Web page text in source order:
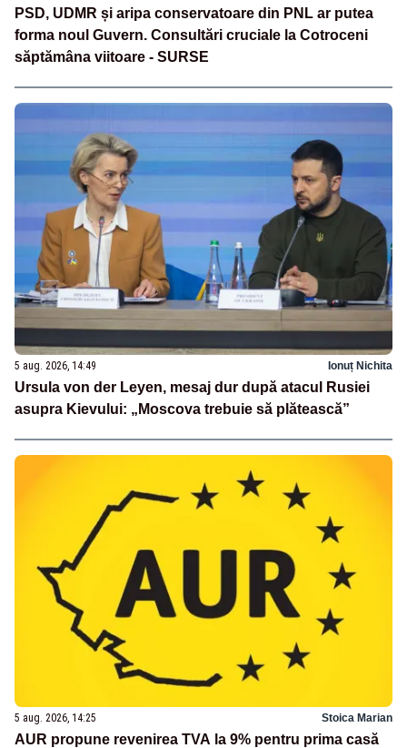
PSD, UDMR și aripa conservatoare din PNL ar putea
forma noul Guvern. Consultări cruciale la Cotroceni
săptămâna viitoare - SURSE
5 aug. 2026, 14:49 Ionuț Nichita
Ursula von der Leyen, mesaj dur după atacul Rusiei
asupra Kievului: „Moscova trebuie să plătească”
5 aug. 2026, 14:25 Stoica Marian
AUR propune revenirea TVA la 9% pentru prima casă